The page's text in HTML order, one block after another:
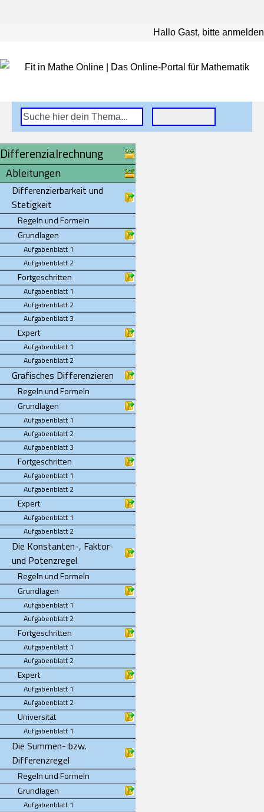
Hallo Gast, bitte anmelden
Differenzialrechnung
Ableitungen
Differenzierbarkeit und
Stetigkeit
Regeln und Formeln
Grundlagen
Aufgabenblatt 1
Aufgabenblatt 2
Fortgeschritten
Aufgabenblatt 1
Aufgabenblatt 2
Aufgabenblatt 3
Expert
Aufgabenblatt 1
Aufgabenblatt 2
Grafisches Differenzieren
Regeln und Formeln
Grundlagen
Aufgabenblatt 1
Aufgabenblatt 2
Aufgabenblatt 3
Fortgeschritten
Aufgabenblatt 1
Aufgabenblatt 2
Expert
Aufgabenblatt 1
Aufgabenblatt 2
Die Konstanten-, Faktor-
und Potenzregel
Regeln und Formeln
Grundlagen
Aufgabenblatt 1
Aufgabenblatt 2
Fortgeschritten
Aufgabenblatt 1
Aufgabenblatt 2
Expert
Aufgabenblatt 1
Aufgabenblatt 2
Universität
Aufgabenblatt 1
Die Summen- bzw.
Differenzregel
Regeln und Formeln
Grundlagen
Aufgabenblatt 1